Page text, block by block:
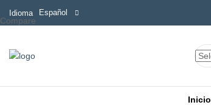
Idioma Español
Inicio
Compare